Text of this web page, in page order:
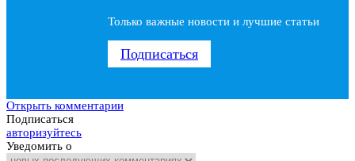
Только важные новости и лучшие статьи
Подписаться
Открыть комментарии
Подписаться
авторизуйтесь
Уведомить о